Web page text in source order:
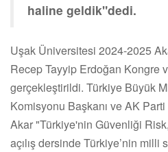
haline geldik"dedi.
Uşak Üniversitesi 2024-2025
Recep Tayyip Erdoğan Kongre
gerçekleştirildi. Türkiye Büyük
Komisyonu Başkanı ve AK
Akar "Türkiye'nin Güvenliği
açılış dersinde Türkiye’nin